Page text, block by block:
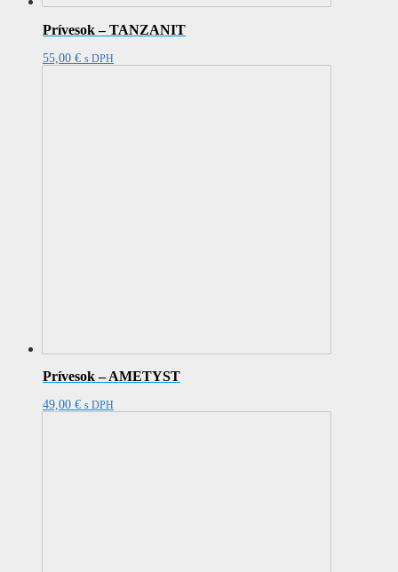
Prívesok – TANZANIT
55,00 € s DPH
Prívesok – AMETYST
49,00 € s DPH